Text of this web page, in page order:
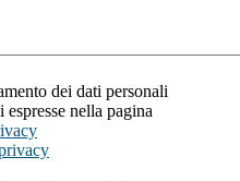
dei dati personali
nella pagina